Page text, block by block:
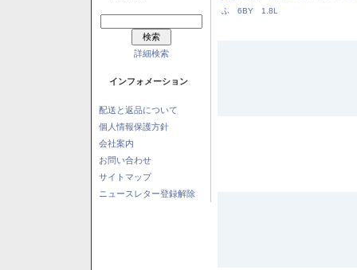
詳細検索
インフォメーション
配送と返品について
個人情報保護方針
会社案内
お問い合わせ
サイトマップ
ニュースレター登録解除